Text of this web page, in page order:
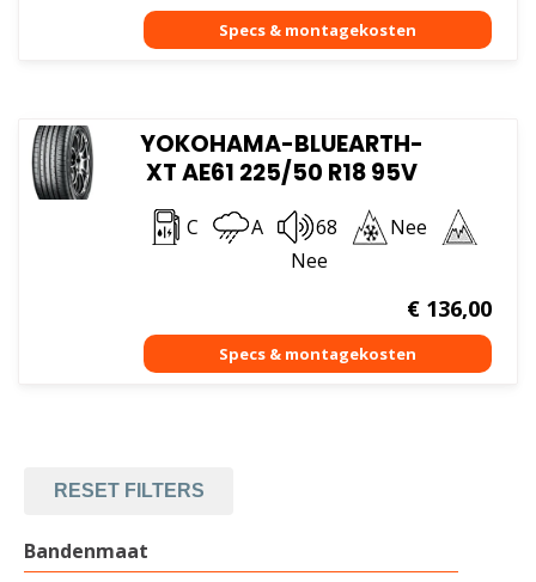
YOKOHAMA-BLUEARTH-
XT AE61 225/50 R18 95V
C A 68
Nee
Nee
€136,00
RESET FILTERS
Bandenmaat